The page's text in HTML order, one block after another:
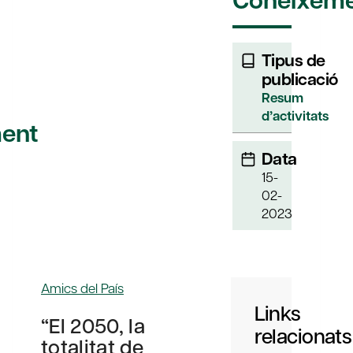
Tipus de
publicació
Resum
d’activitats
Data
15-
02-
2023
Amics del País
“El 2050, la
totalitat de
Links
relacionats